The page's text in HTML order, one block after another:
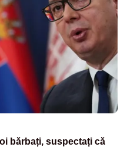
bărbați, suspectați că